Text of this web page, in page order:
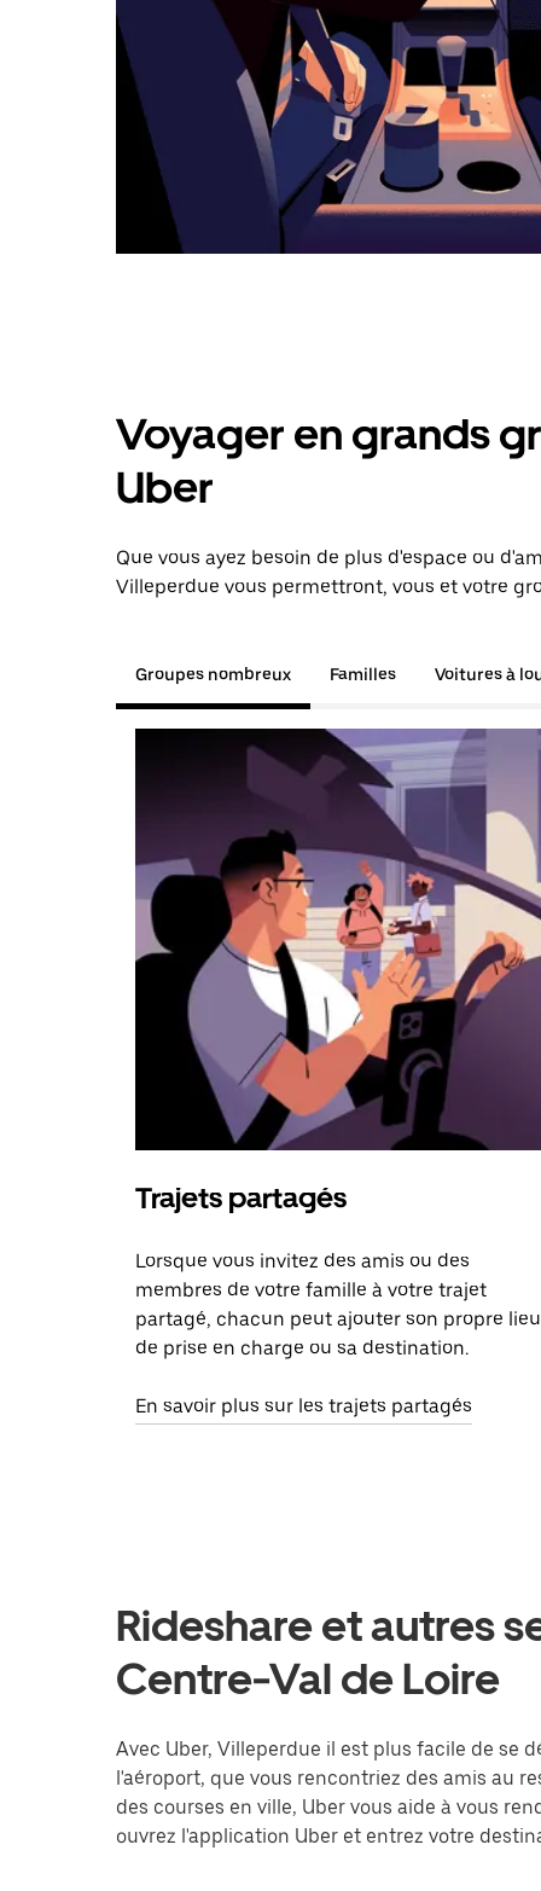
Voyager en grands
Uber
Que vous ayez besoin de plus d'espace ou
Villeperdue vous permettront, vous et votre
Groupes nombreux Familles Voitures à
Trajets partagés
Lorsque vous invitez des amis ou des
membres de votre famille à votre trajet
partagé, chacun peut ajouter son propre lieu
de prise en charge ou sa destination.
En savoir plus sur les trajets partagés
Rideshare et autres
Centre-Val de Loire
Avec Uber, Villeperdue il est plus facile de se
l'aéroport, que vous rencontriez des amis au
des courses en ville, Uber vous aide à vous
ouvrez l'application Uber et entrez votre